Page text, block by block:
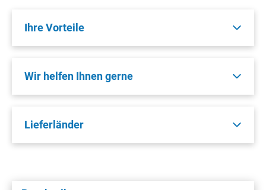
Ihre Vorteile
Wir helfen Ihnen gerne
Lieferländer